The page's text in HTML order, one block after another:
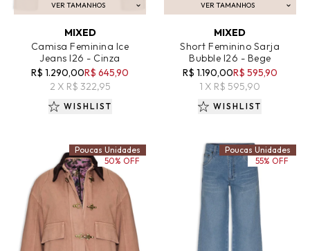
VER TAMANHOS
ADICIONAR AO CARRINHO
MIXED
Camisa Feminina Ice
Jeans I26 - Cinza
R$ 1.290,00R$ 645,90
2 X R$ 322,95
WISHLIST
VER TAMANHOS
ADICIONAR AO CARRINHO
MIXED
Short Feminino Sarja
Bubble I26 - Bege
R$ 1.190,00R$ 595,90
1 X R$ 595,90
WISHLIST
Poucas Unidades
50% OFF
Poucas Unidades
55% OFF